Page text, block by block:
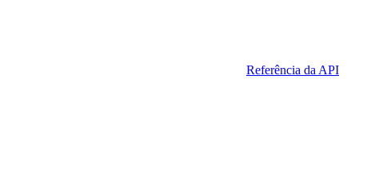
Referência da API